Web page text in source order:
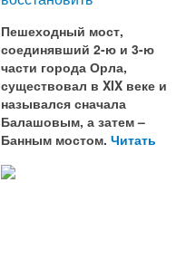
Пешеходный мост,
соединявший 2-ю и 3-ю
части города Орла,
существовал в XIX веке и
назывался сначала
Балашовым, а затем –
Банным мостом. Читать